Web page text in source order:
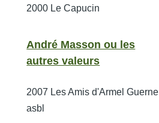
2000 Le Capucin
André Masson ou les
autres valeurs
2007 Les Amis d'Armel Guerne
asbl